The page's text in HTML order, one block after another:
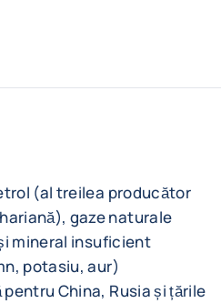
(al treilea producător
gaze naturale
mineral insuficient
potasiu, aur)
China, Rusia și țările